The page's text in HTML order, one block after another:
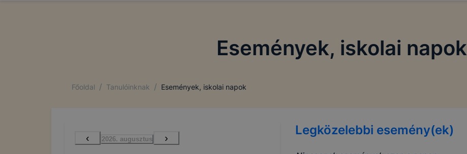
Események, iskolai napok
Főoldal / Tanulóinknak / Események, iskolai napok
‹ 2026. augusztus ›
Legközelebbi esemény(ek)